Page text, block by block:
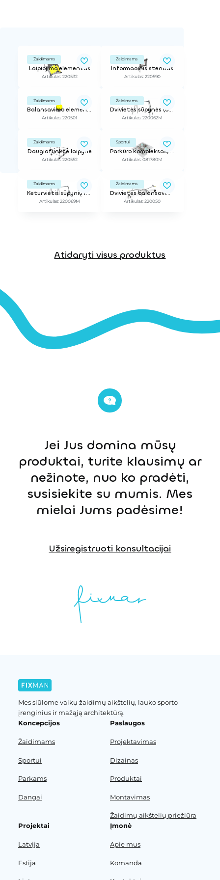
Žaidimams
Laipiojimo elementas
Artikulas: 220532
Žaidimams
Informacinis stendas
Artikulas: 220590
Žaidimams
Balansavimo elementas
Artikulas: 220501
Žaidimams
Dvivietės sūpynės (be sėdynių)
Artikulas: 220062M
Žaidimams
Daugiafunkcė laipynė
Artikulas: 220552
Sportui
Parkūro kompleksas, 110 m2
Artikulas: 081780M
Žaidimams
Keturvietis sūpynių rėmas (be sėdynių)
Artikulas: 220069M
Žaidimams
Dvivietės balansavimo sūpynės
Artikulas: 220050
Atidaryti visus produktus
Jei Jus domina mūsų
produktai, turite klausimų ar
nežinote, nuo ko pradėti,
susisiekite su mumis. Mes
mielai Jums padėsime!
Užsiregistruoti konsultacijai
Mes siūlome vaikų žaidimų aikštelių, lauko sporto
įrenginius ir mažąją architektūrą.
Koncepcijos
Žaidimams
Sportui
Parkams
Dangai
Paslaugos
Projektavimas
Dizainas
Produktai
Montavimas
Žaidimų aikštelių priežiūra
Projektai
Latvija
Estija
Įmonė
Apie mus
Komanda